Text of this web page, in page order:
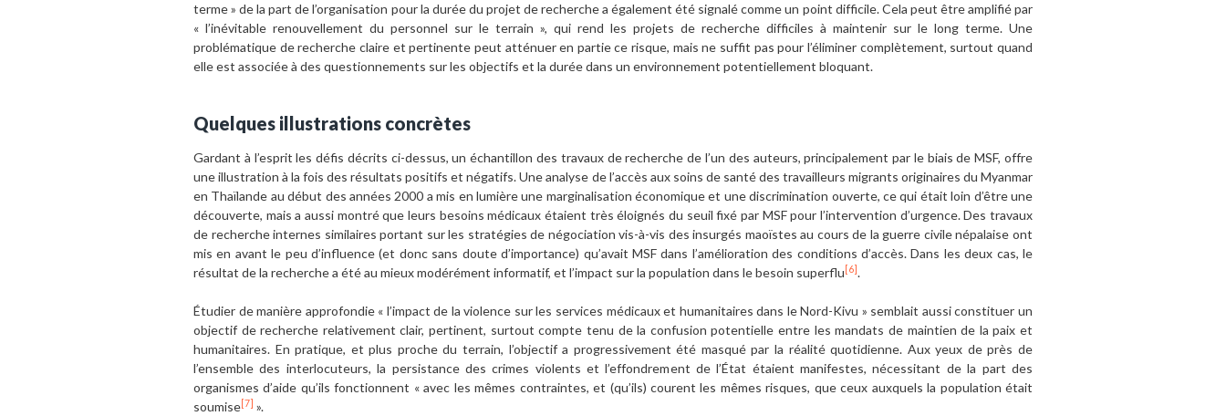
terme » de la part de l’organisation pour la durée du projet de recherche a également été signalé comme un point difficile. Cela peut être amplifié par
« l’inévitable renouvellement du personnel sur le terrain », qui rend les projets de recherche difficiles à maintenir sur le long terme. Une
problématique de recherche claire et pertinente peut atténuer en partie ce risque, mais ne suffit pas pour l’éliminer complètement, surtout quand
elle est associée à des questionnements sur les objectifs et la durée dans un environnement potentiellement bloquant.
Quelques illustrations concrètes
Gardant à l’esprit les défis décrits ci-dessus, un échantillon des travaux de recherche de l’un des auteurs, principalement par le biais de MSF, offre
une illustration à la fois des résultats positifs et négatifs. Une analyse de l’accès aux soins de santé des travailleurs migrants originaires du Myanmar
en Thaïlande au début des années 2000 a mis en lumière une marginalisation économique et une discrimination ouverte, ce qui était loin d’être une
découverte, mais a aussi montré que leurs besoins médicaux étaient très éloignés du seuil fixé par MSF pour l’intervention d’urgence. Des travaux
de recherche internes similaires portant sur les stratégies de négociation vis-à-vis des insurgés maoïstes au cours de la guerre civile népalaise ont
mis en avant le peu d’influence (et donc sans doute d’importance) qu’avait MSF dans l’amélioration des conditions d’accès. Dans les deux cas, le
résultat de la recherche a été au mieux modérément informatif, et l’impact sur la population dans le besoin superflu [6].
Étudier de manière approfondie « l’impact de la violence sur les services médicaux et humanitaires dans le Nord-Kivu » semblait aussi constituer un
objectif de recherche relativement clair, pertinent, surtout compte tenu de la confusion potentielle entre les mandats de maintien de la paix et
humanitaires. En pratique, et plus proche du terrain, l’objectif a progressivement été masqué par la réalité quotidienne. Aux yeux de près de
l’ensemble des interlocuteurs, la persistance des crimes violents et l’effondrement de l’État étaient manifestes, nécessitant de la part des
organismes d’aide qu’ils fonctionnent « avec les mêmes contraintes, et (qu’ils) courent les mêmes risques, que ceux auxquels la population était
soumise[7] ».